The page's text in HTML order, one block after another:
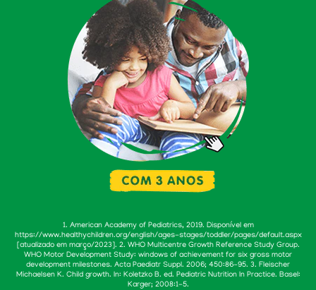
1. American Academy of Pediatrics, 2019. Disponível em
https://www.healthychildren.org/english/ages-stages/toddler/pages/default.aspx
[atualizado em março/2023]. 2. WHO Multicentre Growth Reference Study Group.
WHO Motor Development Study: windows of achievement for six gross motor
development milestones. Acta Paediatr Suppl. 2006; 450:86-95. 3. Fleischer
Michaelsen K. Child growth. In: Koletzko B. ed. Pediatric Nutrition In Practice. Basel:
Karger; 2008:1-5.